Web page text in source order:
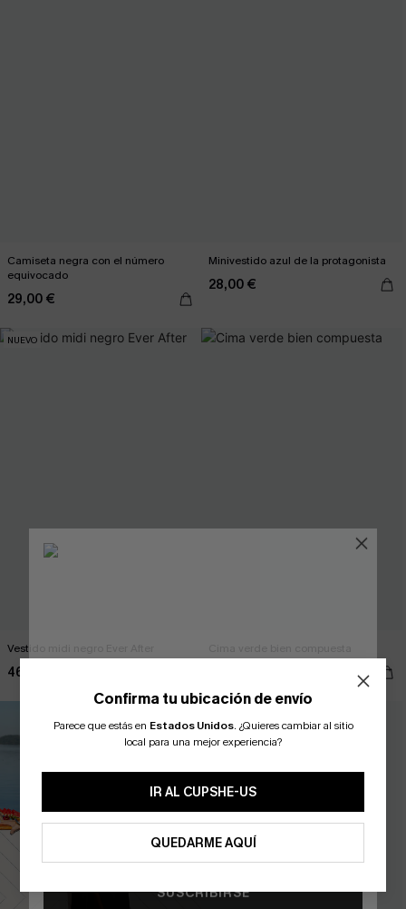
Camiseta negra con el número
equivocado
29,00 €
Minivestido azul de la protagonista
28,00 €
NUEVO
Vestido midi negro Ever After
46,00 €
Confirma tu ubicación de envío
Parece que estás en Estados Unidos. ¿Quieres cambiar al sitio
local para una mejor experiencia?
IR AL CUPSHE-US
QUEDARME AQUÍ
¿NUEVO EN CUPSHE?
-10% extra sin compra mínima
SUSCRIBIRSE